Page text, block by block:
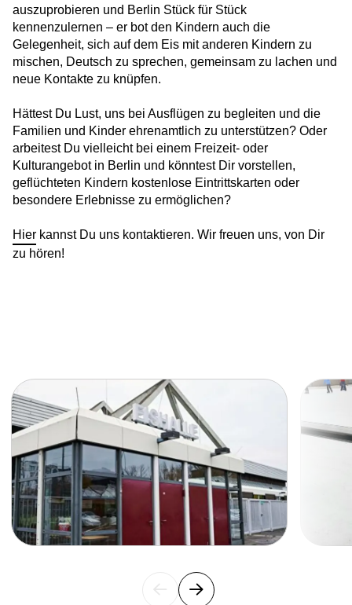
Neu in Berlin-Zehlendorf: HERO übernimmt
GU Am Beelitzhof
Mehr als Betreuung: Pädagogische
Förderung für Kinder in der Notunterkunft
HERO wächst weiter: Neuer Einsatz in
Niedersachsen
Halloween in den HERO-Unterkünften
Von der Unterkunft ins Universum –
Zauberhafte Physik
Gemeinsam Zukunft gestalten: HERO bei
der Jobmesse Tegel
Kehrwoche ohne Grenzen
auszuprobieren und Berlin Stück für Stück
kennenzulernen – er bot den Kindern auch die
Gelegenheit, sich auf dem Eis mit anderen Kindern zu
mischen, Deutsch zu sprechen, gemeinsam zu lachen und
neue Kontakte zu knüpfen.
Hättest Du Lust, uns bei Ausflügen zu begleiten und die
Familien und Kinder ehrenamtlich zu unterstützen? Oder
arbeitest Du vielleicht bei einem Freizeit‑ oder
Kulturangebot in Berlin und könntest Dir vorstellen,
geflüchteten Kindern kostenlose Eintrittskarten oder
besondere Erlebnisse zu ermöglichen?
Hier kannst Du uns kontaktieren. Wir freuen uns, von Dir
zu hören!
Slide 1 of 8